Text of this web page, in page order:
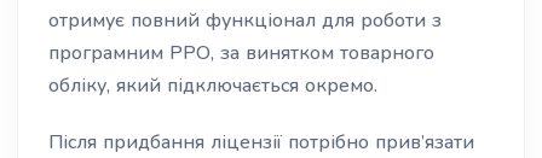
отримує повний функціонал для роботи з
програмним РРО, за винятком товарного
обліку, який підключається окремо.
Після придбання ліцензії потрібно прив’язати